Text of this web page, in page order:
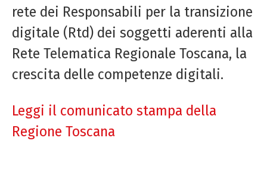
rete dei Responsabili per la transizione
digitale (Rtd) dei soggetti aderenti alla
Rete Telematica Regionale Toscana, la
crescita delle competenze digitali.
Leggi il comunicato stampa della
Regione Toscana